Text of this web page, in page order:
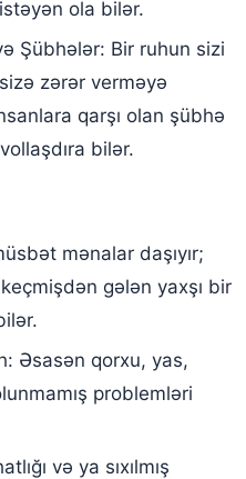
ola bilər.
Şübhələr: Bir ruhun sizi
zərər verməyə
qarşı olan şübhə
bilər.
mənalar daşıyır;
gələn yaxşı bir
Əsasən qorxu, yas,
problemləri
və ya sıxılmış